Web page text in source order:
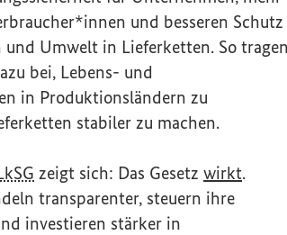
und besseren Schutz
Umwelt in Lieferketten. So tragen
bei, Lebens- und
in Produktionsländern zu
stabiler zu machen.
zeigt sich: Das Gesetz wirkt.
transparenter, steuern ihre
investieren stärker in